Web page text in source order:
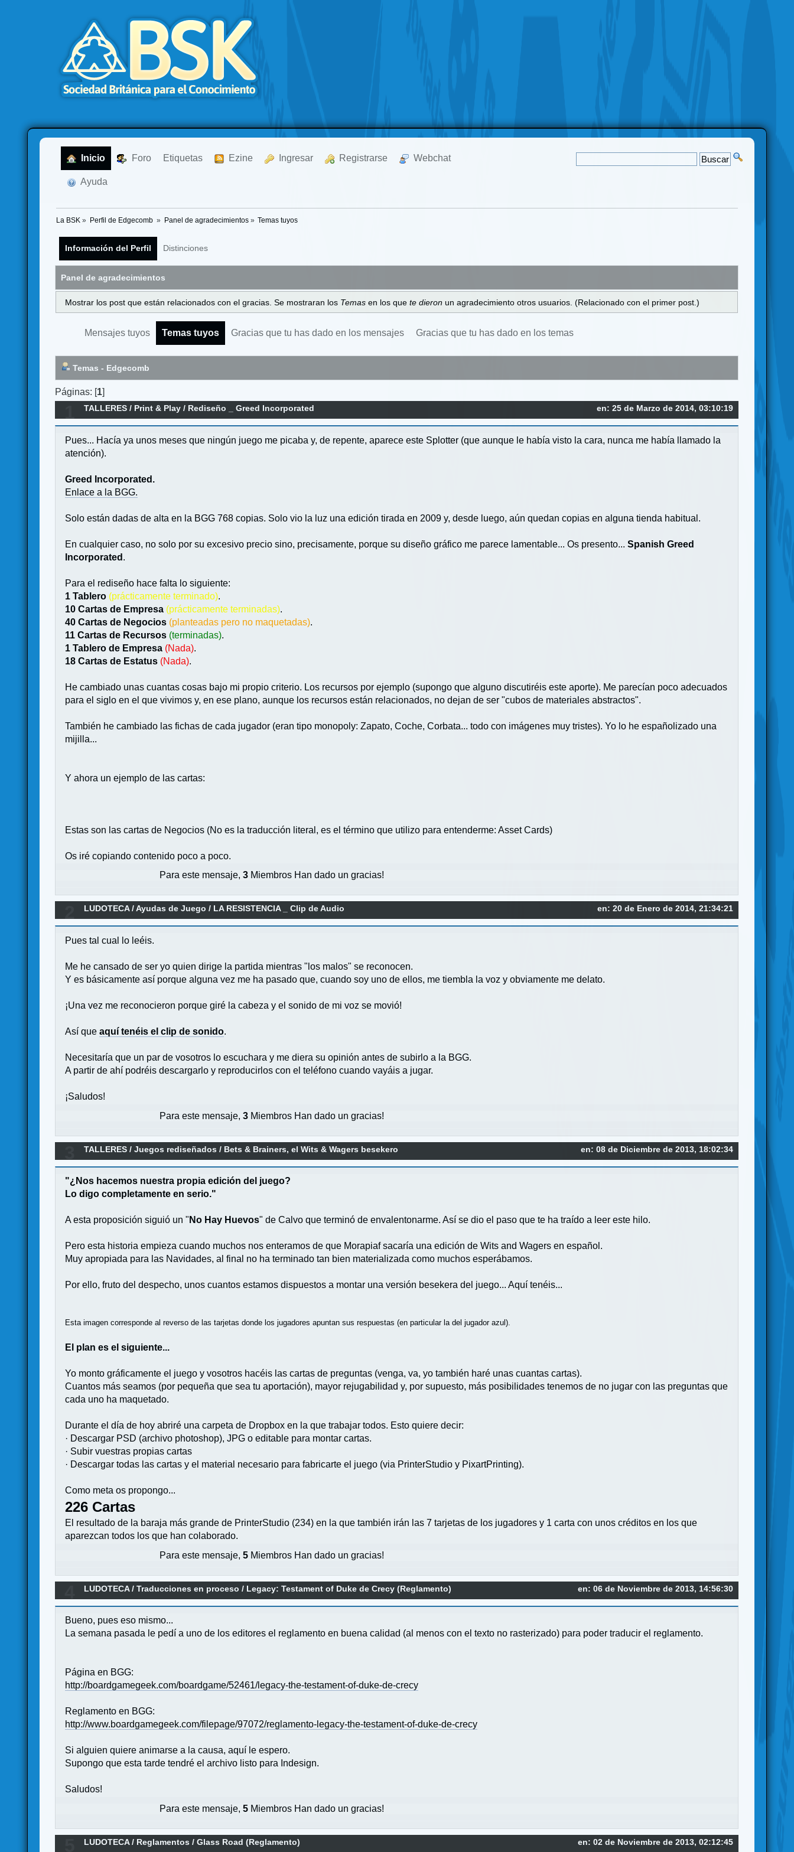
Inicio Foro Etiquetas Ezine Ingresar Registrarse Webchat
Ayuda
La BSK » Perfil de Edgecomb » Panel de agradecimientos» Temas tuyos
Información del Perfil Distinciones
Panel de agradecimientos
Mostrar los post que están relacionados con el gracias. Se mostraran los Temas en los que te dieron un agradecimiento otros usuarios. (Relacionado con el primer post.)
Mensajes tuyos Temas tuyos Gracias que tu has dado en los mensajes Gracias que tu has dado en los temas
Temas - Edgecomb
Páginas: [1]
en: 25 de Marzo de 2014, 03:10:19
TALLERES / Print & Play / Rediseño _ Greed Incorporated
Pues... Hacía ya unos meses que ningún juego me picaba y, de repente, aparece este Splotter (que aunque le había visto la cara, nunca me había llamado la
atención).
Greed Incorporated.
Enlace a la BGG.
Solo están dadas de alta en la BGG 768 copias. Solo vio la luz una edición tirada en 2009 y, desde luego, aún quedan copias en alguna tienda habitual.
En cualquier caso, no solo por su excesivo precio sino, precisamente, porque su diseño gráfico me parece lamentable... Os presento...Spanish Greed
Incorporated .
Para el rediseño hace falta lo siguiente:
1 Tablero (prácticamente terminado).
10 Cartas de Empresa (prácticamente terminadas).
40 Cartas de Negocios (planteadas pero no maquetadas).
11 Cartas de Recursos (terminadas).
1 Tablero de Empresa (Nada).
18 Cartas de Estatus (Nada).
He cambiado unas cuantas cosas bajo mi propio criterio. Los recursos por ejemplo (supongo que alguno discutiréis este aporte). Me parecían poco adecuados
para el siglo en el que vivimos y, en ese plano, aunque los recursos están relacionados, no dejan de ser "cubos de materiales abstractos".
También he cambiado las fichas de cada jugador (eran tipo monopoly: Zapato, Coche, Corbata... todo con imágenes muy tristes). Yo lo he españolizado una
mijilla...
Y ahora un ejemplo de las cartas:
Estas son las cartas de Negocios (No es la traducción literal, es el término que utilizo para entenderme: Asset Cards)
Os iré copiando contenido poco a poco.
Para este mensaje,3 Miembros Han dado un gracias!
en: 20 de Enero de 2014, 21:34:21
LUDOTECA/Ayudas de Juego / LA RESISTENCIA _ Clip de Audio
Pues tal cual lo leéis.
Me he cansado de ser yo quien dirige la partida mientras "los malos" se reconocen.
Y es básicamente así porque alguna vez me ha pasado que, cuando soy uno de ellos, me tiembla la voz y obviamente me delato.
¡Una vez me reconocieron porque giré la cabeza y el sonido de mi voz se movió!
Así queaquí tenéis el clip de sonido.
Necesitaría que un par de vosotros lo escuchara y me diera su opinión antes de subirlo a la BGG.
A partir de ahí podréis descargarlo y reproducirlos con el teléfono cuando vayáis a jugar.
¡Saludos!
Para este mensaje,3 Miembros Han dado un gracias!
en: 08 de Diciembre de 2013, 18:02:34
TALLERES /Juegos rediseñados / Bets & Brainers, el Wits & Wagers besekero
"¿Nos hacemos nuestra propia edición del juego?
Lo digo completamente en serio."
A esta proposición siguió un " No Hay Huevos" de Calvo que terminó de envalentonarme. Así se dio el paso que te ha traído a leer este hilo.
Pero esta historia empieza cuando muchos nos enteramos de que Morapiaf sacaría una edición de Wits and Wagers en español.
Muy apropiada para las Navidades, al final no ha terminado tan bien materializada como muchos esperábamos.
Por ello, fruto del despecho, unos cuantos estamos dispuestos a montar una versión besekera del juego... Aquí tenéis...
Esta imagen corresponde al reverso de las tarjetas donde los jugadores apuntan sus respuestas (en particular la del jugador azul).
El plan es el siguiente...
Yo monto gráficamente el juego y vosotros hacéis las cartas de preguntas (venga, va, yo también haré unas cuantas cartas).
Cuantos más seamos (por pequeña que sea tu aportación), mayor rejugabilidad y, por supuesto, más posibilidades tenemos de no jugar con las preguntas que
cada uno ha maquetado.
Durante el día de hoy abriré una carpeta de Dropbox en la que trabajar todos. Esto quiere decir:
· Descargar PSD (archivo photoshop), JPG o editable para montar cartas.
· Subir vuestras propias cartas
· Descargar todas las cartas y el material necesario para fabricarte el juego (via PrinterStudio y PixartPrinting).
Como meta os propongo...
226 Cartas
El resultado de la baraja más grande de PrinterStudio (234) en la que también irán las 7 tarjetas de los jugadores y 1 carta con unos créditos en los que
aparezcan todos los que han colaborado.
Para este mensaje,5 Miembros Han dado un gracias!
en: 06 de Noviembre de 2013, 14:56:30
LUDOTECA/Traducciones en proceso / Legacy: Testament of Duke de Crecy (Reglamento)
Bueno, pues eso mismo...
La semana pasada le pedí a uno de los editores el reglamento en buena calidad (al menos con el texto no rasterizado) para poder traducir el reglamento.
Página en BGG:
http://boardgamegeek.com/boardgame/52461/legacy-the-testament-of-duke-de-crecy
Reglamento en BGG:
http://www.boardgamegeek.com/filepage/97072/reglamento-legacy-the-testament-of-duke-de-crecy
Si alguien quiere animarse a la causa, aquí le espero.
Supongo que esta tarde tendré el archivo listo para Indesign.
Saludos!
Para este mensaje,5 Miembros Han dado un gracias!
en: 02 de Noviembre de 2013, 02:12:45
LUDOTECA/ Reglamentos /Glass Road (Reglamento)